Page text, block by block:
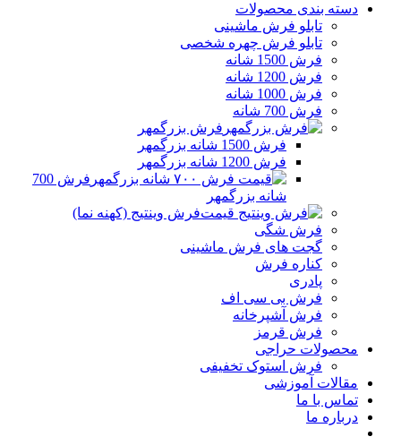
دسته بندی محصولات
تابلو فرش ماشینی
تابلو فرش چهره شخصی
فرش 1500 شانه
فرش 1200 شانه
فرش 1000 شانه
فرش 700 شانه
فرش بزرگمهر
فرش 1500 شانه بزرگمهر
فرش 1200 شانه بزرگمهر
فرش 700
شانه بزرگمهر
فرش وینتیج (کهنه نما)
فرش شگی
گجت های فرش ماشینی
کناره فرش
پادری
فرش بی سی اف
فرش آشپرخانه
فرش قرمز
محصولات حراجی
فرش استوک تخفیفی
مقالات آموزشی
تماس با ما
درباره ما